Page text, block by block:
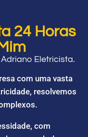
24 Horas
Eletricista.
com uma vasta
resolvemos
com